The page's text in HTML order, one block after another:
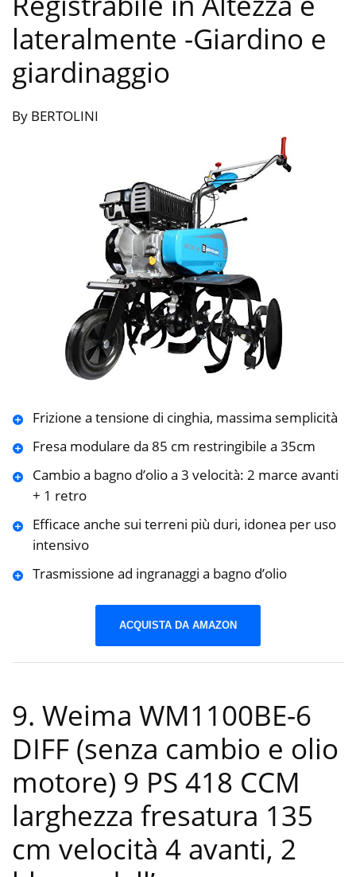
lateralmente -Giardino e
giardinaggio
By BERTOLINI
Frizione a tensione di cinghia, massima semplicità
Fresa modulare da 85 cm restringibile a 35cm
Cambio a bagno d’olio a 3 velocità: 2 marce avanti
+ 1 retro
Efficace anche sui terreni più duri, idonea per uso
intensivo
Trasmissione ad ingranaggi a bagno d’olio
ACQUISTA DA AMAZON
9. Weima WM1100BE-6
DIFF (senza cambio e olio
motore) 9 PS 418 CCM
larghezza fresatura 135
cm velocità 4 avanti, 2